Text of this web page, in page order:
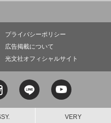
プライバシーポリシー
広告掲載について
光文社オフィシャルサイト
VERY